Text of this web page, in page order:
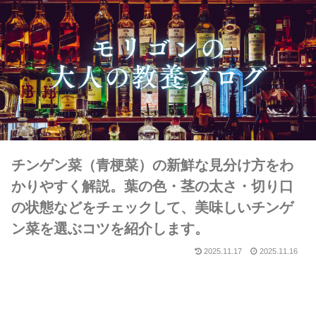
チンゲン菜（青梗菜）の新鮮な見分け方をわ
かりやすく解説。葉の色・茎の太さ・切り口
の状態などをチェックして、美味しいチンゲ
ン菜を選ぶコツを紹介します。
2025.11.17 2025.11.16